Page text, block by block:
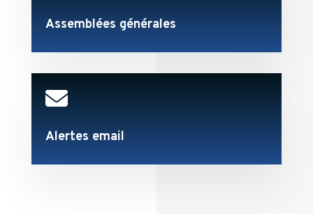
Assemblées générales

Alertes email